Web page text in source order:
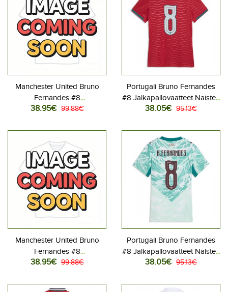
Manchester United Bruno
Fernandes #8
Jalkapallovaatteet Vieraspaita
38.95€ 99.88€
Portugali Bruno Fernandes
#8 Jalkapallovaatteet Naisten
Kotipaita MM-kisat 2026
38.05€ 95.13€
Manchester United Bruno
Fernandes #8
Jalkapallovaatteet
Lyhythihainen
38.95€ 99.88€
Portugali Bruno Fernandes
#8 Jalkapallovaatteet Naisten
Vieraspaita MM-kisat 2026
38.05€ 95.13€